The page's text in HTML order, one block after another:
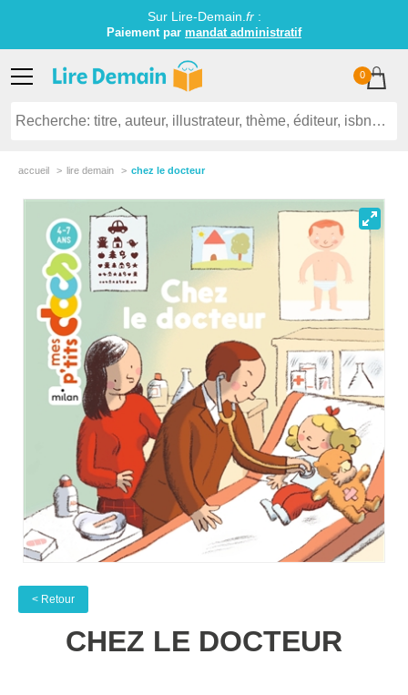
Sur Lire-Demain. fr:
Paiement par mandat administratif
0
accueil lire demain chez le docteur
< Retour
CHEZ LE DOCTEUR